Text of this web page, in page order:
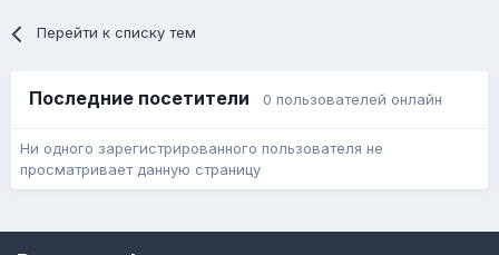
Перейти к списку тем
Последние посетители 0 пользователей онлайн
Ни одного зарегистрированного пользователя не
просматривает данную страницу